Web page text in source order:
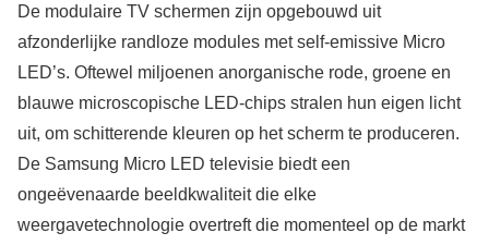
De modulaire TV schermen zijn opgebouwd uit
afzonderlijke randloze modules met self-emissive Micro
LED’s. Oftewel miljoenen anorganische rode, groene en
blauwe microscopische LED-chips stralen hun eigen licht
uit, om schitterende kleuren op het scherm te produceren.
De Samsung Micro LED televisie biedt een
ongeëvenaarde beeldkwaliteit die elke
weergavetechnologie overtreft die momenteel op de markt